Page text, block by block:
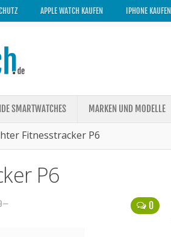
APPLE WATCH KAUFEN IPHONE KAUFEN
SMARTWATCHES MARKEN UND MODELLE
Fitnesstracker P6
P6
0